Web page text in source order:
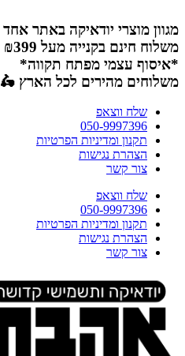
לתוכן
מגוון מוצרי יודאיקה באתר אחד
משלוח חינם בקנייה מעל ₪399 (לא כולל תמונות)
*איסוף עצמי מפתח תקווה*
משלוחים מהירים לכל הארץ 🛵
שלח ווצאפ
050-9997396
תקנון ומדיניות הפרטיות
הצהרת נגישות
צור קשר
שלח ווצאפ
050-9997396
תקנון ומדיניות הפרטיות
הצהרת נגישות
צור קשר